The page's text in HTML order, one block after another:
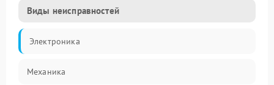
Виды неисправностей
Электроника
Механика